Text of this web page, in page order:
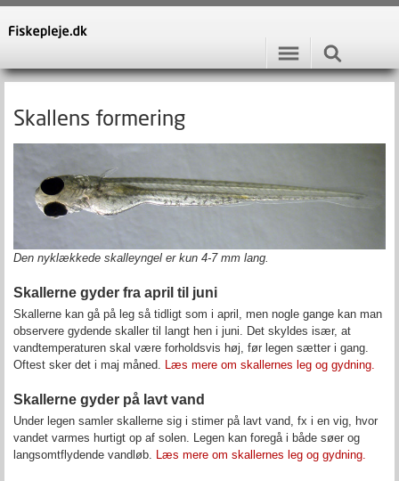
Skallens formering
Den nyklækkede skalleyngel er kun 4-7 mm lang.
Skallerne gyder fra april til juni
Skallerne kan gå på leg så tidligt som i april, men nogle gange kan man
observere gydende skaller til langt hen i juni. Det skyldes især, at
vandtemperaturen skal være forholdsvis høj, før legen sætter i gang.
Oftest sker det i maj måned. Læs mere om skallernes leg og gydning.
Skallerne gyder på lavt vand
Under legen samler skallerne sig i stimer på lavt vand, fx i en vig, hvor
vandet varmes hurtigt op af solen. Legen kan foregå i både søer og
langsomtflydende vandløb. Læs mere om skallernes leg og gydning.